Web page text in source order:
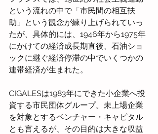
という流れの中で「市民間の相互扶
助」という観念が練り上げられていっ
たが、具体的には、1946年から1975年
にかけての経済成長期直後、石油ショ
ックに継ぐ経済停滞の中でいくつかの
連帯経済が生まれた。
CIGALESは1983年にできた小企業へ投
資する市民団体グループ。未上場企業
を対象とするベンチャー・キャピタル
とも言えるが、その目的は大きな収益